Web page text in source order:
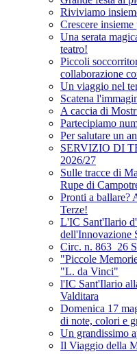
Riviviamo
Crescere
Una serata
teatro!
Piccoli
collaborazione
Un viaggio nel
Scatena
A caccia di
Partecipiamo
Per salutare un
SERVIZIO DI
2026/27
Sulle tracce di
Rupe di
Pronti a ballare?
Terze!
L'IC Sant'Ilario
dell'Innovazione
Circ. n. 863_26
"Piccole
"L. da Vinci"
l'IC Sant'Ilario
Valditara
Domenica 17
di note, colori e
Un grandissimo
Il Viaggio della